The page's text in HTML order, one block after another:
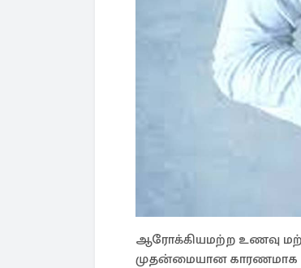
ஆரோக்கியமற்ற உணவு
முதன்மையான காரணமாக